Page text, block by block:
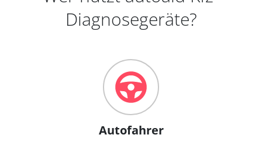
Diagnosegeräte?
Autofahrer